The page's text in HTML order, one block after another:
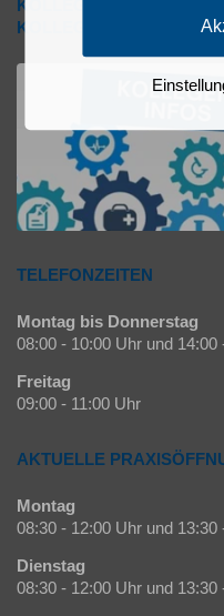
KOLLEGEN-INFOS FÜR
KOLLEGEN
TELEFONZEITEN
Montag bis Donnerstag
08:00 - 10:00 Uhr und 14:00
Freitag
09:00 - 11:00 Uhr
AKTUELLE
Montag
08:30 - 12:00 Uhr und 13:30
Dienstag
08:30 - 12:00 Uhr und 13:30